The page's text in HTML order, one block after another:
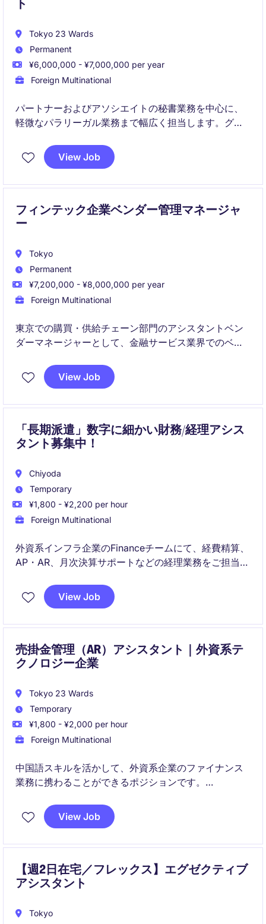
ト
Tokyo 23 Wards
Permanent
¥6,000,000 - ¥7,000,000 per year
Foreign Multinational
パートナーおよびアソシエイトの秘書業務を中心に、
軽微なパラリーガル業務まで幅広く担当します。グロ
料作成までスピード感のある環境で活躍いただけま
す。
View Job
フィンテック企業ベンダー管理マネージャ
ー
Tokyo
Permanent
¥7,200,000 - ¥8,000,000 per year
Foreign Multinational
東京での購買・供給チェーン部門のアシスタントベン
ダーマネージャーとして、金融サービス業界でのベン
的なサプライチェーン運営をサポートし、プロセスの
最適化を目指します。
View Job
「長期派遣」数字に細かい財務/経理アシス
タント募集中！
Chiyoda
Temporary
¥1,800 - ¥2,200 per hour
Foreign Multinational
外資系インフラ企業のFinanceチームにて、経費精算、
AP・AR、月次決算サポートなどの経理業務をご担当い
で専門性を高めたい方に適したポジションです。
View Job
売掛金管理（AR）アシスタント｜外資系テ
クノロジー企業
Tokyo 23 Wards
Temporary
¥1,800 - ¥2,000 per hour
Foreign Multinational
中国語スキルを活かして、外資系企業のファイナンス
業務に携わることができるポジションです。
がらキャリアアップを目指せます。
View Job
【週2日在宅／フレックス】エグゼクティブ
アシスタント
Tokyo